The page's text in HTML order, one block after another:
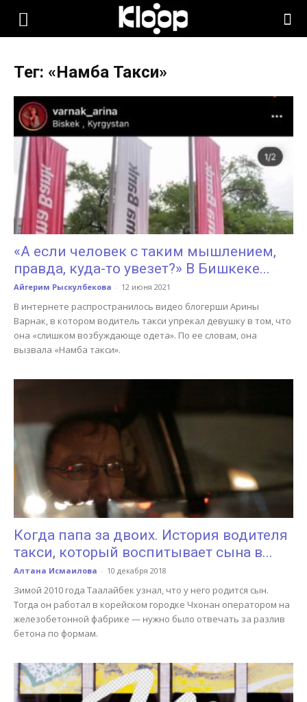
KLOOP.KG
Новости
Кыргызстана
Тег: «Намба Такси»
«А если человек с таким мышлением,
правда, куда-то увезет?» В Бишкеке...
Айгерим Рыскулбекова - 12 июня 2021
В интернете распространилось видео блогерши Арины
Варнак, в котором водитель такси упрекал девушку в том, что
она «слишком возбуждающе одета». По ее словам, она
вызвала «Намба такси».
Когда папа за двоих. История водителя
такси, который воспитывает сына в...
Алтана Исмаилова - 10 декабря 2018
Зимой 2010 года Таалайбек узнал, что у него родится сын.
Тогда он работал в корейском городке Чхонан оператором на
железобетонной фабрике — нужно было отвечать за разлив
бетона по формам.